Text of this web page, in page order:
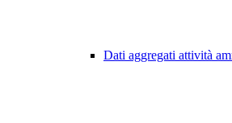
Dati aggregati attività